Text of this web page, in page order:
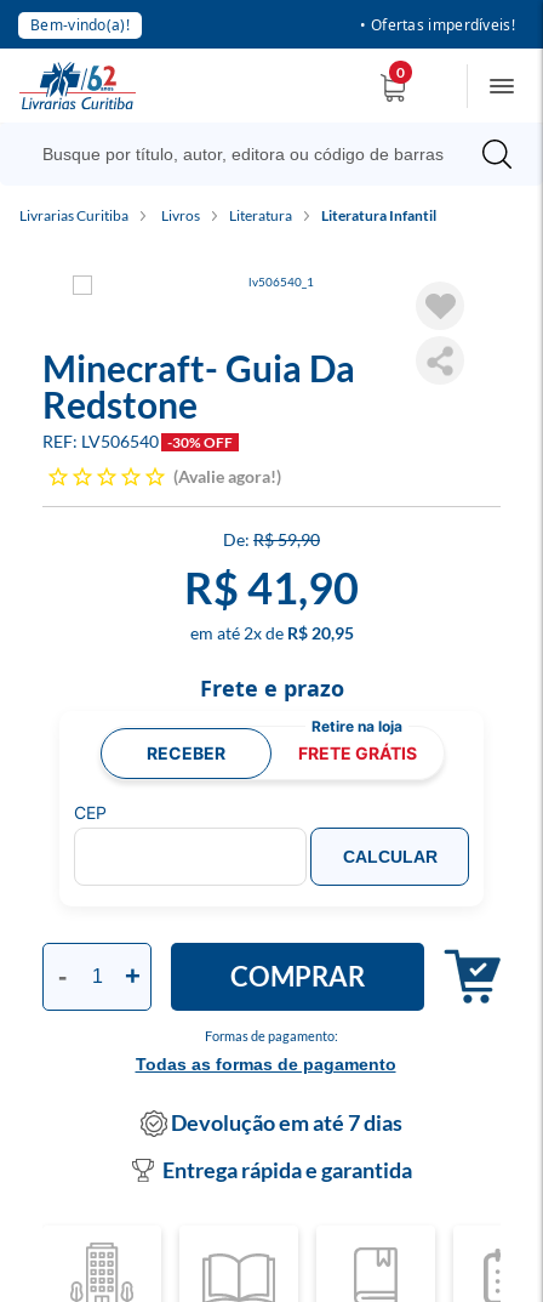
Bem-vindo(a)! • Ofertas imperdíveis!
0
Livrarias Curitiba Livros Literatura Literatura Infantil
Minecraft- Guia Da
Redstone
LV506540 -30% OFF
Avalie agora!
R$ 59,90
R$ 41,90
2x R$ 20,95
Formas de pagamento:
Todas as formas de pagamento
- + COMPRAR
Frete e prazo
RECEBER FRETE GRÁTIS
CEP
CALCULAR
Devolução em até 7 dias
Entrega rápida e garantida